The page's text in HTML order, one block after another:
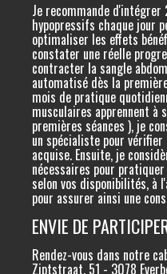
Je recommande
hypopressifs chaque jour
optimaliser les effets
constater une réelle
contracter la sangle
automatisé dès la
mois de pratique
musculaires apprennent
premières séances ), je
un spécialiste pour
acquise. Ensuite, je
nécessaires pour
selon vos disponibilités, à
pour assurer ainsi une
ENVIE DE
Rendez-vous dans notre
Ziptstraat, 51 - 3078